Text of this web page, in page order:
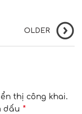
OLDER
thị công khai.
dấu *